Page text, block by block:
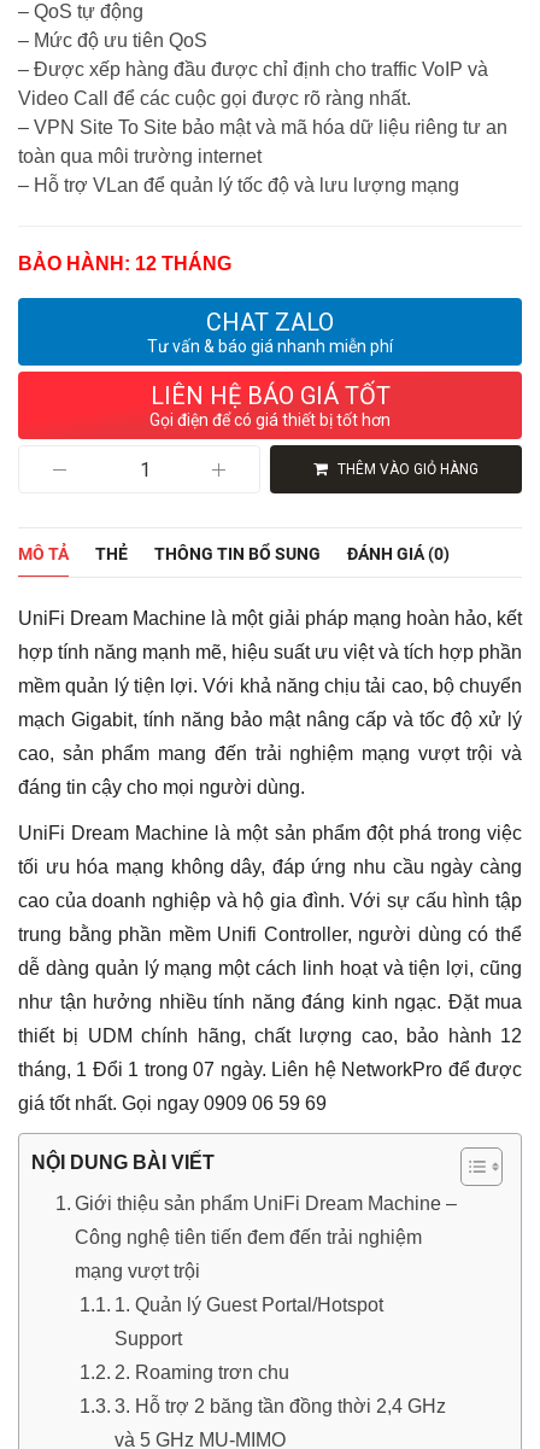
– QoS tự động
– Mức độ ưu tiên QoS
– Được xếp hàng đầu được chỉ định cho traffic VoIP và
Video Call để các cuộc gọi được rõ ràng nhất.
– VPN Site To Site bảo mật và mã hóa dữ liệu riêng tư an
toàn qua môi trường internet
– Hỗ trợ VLan để quản lý tốc độ và lưu lượng mạng
BẢO HÀNH: 12 THÁNG
CHAT ZALO
Tư vấn & báo giá nhanh miễn phí
LIÊN HỆ BÁO GIÁ TỐT
Gọi điện để có giá thiết bị tốt hơn
UniFi
(UDM)
Chính
số
lượng
THÊM VÀO GIỎ HÀNG
MÔ TẢ THẺ THÔNG TIN BỔ SUNG ĐÁNH GIÁ (0)
UniFi Dream Machine là một giải pháp mạng hoàn hảo, kết
hợp tính năng mạnh mẽ, hiệu suất ưu việt và tích hợp phần
mềm quản lý tiện lợi. Với khả năng chịu tải cao, bộ chuyển
mạch Gigabit, tính năng bảo mật nâng cấp và tốc độ xử lý
cao, sản phẩm mang đến trải nghiệm mạng vượt trội và
đáng tin cậy cho mọi người dùng.
UniFi Dream Machine là một sản phẩm đột phá trong việc
tối ưu hóa mạng không dây, đáp ứng nhu cầu ngày càng
cao của doanh nghiệp và hộ gia đình. Với sự cấu hình tập
trung bằng phần mềm Unifi Controller, người dùng có thể
dễ dàng quản lý mạng một cách linh hoạt và tiện lợi, cũng
như tận hưởng nhiều tính năng đáng kinh ngạc. Đặt mua
thiết bị UDM chính hãng, chất lượng cao, bảo hành 12
tháng, 1 Đổi 1 trong 07 ngày. Liên hệ NetworkPro để được
giá tốt nhất. Gọi ngay 0909 06 59 69
NỘI DUNG BÀI VIẾT
Giới thiệu sản phẩm UniFi Dream Machine –
Công nghệ tiên tiến đem đến trải nghiệm
mạng vượt trội
1. Quản lý Guest Portal/Hotspot
Support
2. Roaming trơn chu
3. Hỗ trợ 2 băng tần đồng thời 2,4 GHz
và 5 GHz MU-MIMO